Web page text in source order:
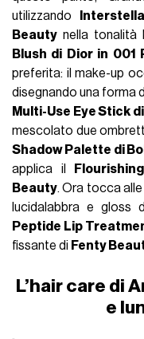
utilizzando
Beauty nella tonalità
Blush di Dior in 001
preferita: il make-up
disegnando una forma
Multi-Use Eye Stick
mescolato due
Shadow Palette di
applica il
Beauty. Ora tocca
lucidalabbra e gloss
Peptide Lip
fissante di Fenty
L’hair care di
e